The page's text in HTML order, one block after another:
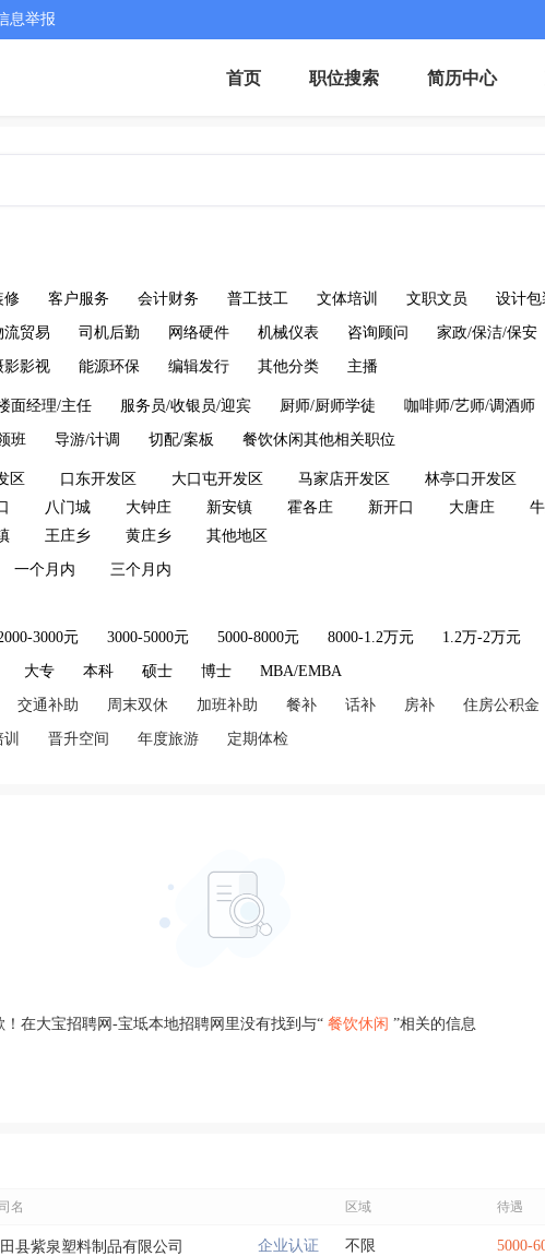
息举报
首页 职位搜索 简历中心
修 客户服务 会计财务 普工技工 文体培训 文职文员 设计包
流贸易 司机后勤 网络硬件 机械仪表 咨询顾问 家政/保洁/保安
影影视 能源环保 编辑发行 其他分类 主播
面经理/主任 服务员/收银员/迎宾 厨师/厨师学徒 咖啡师/艺师/调酒师
班 导游/计调 切配/案板 餐饮休闲其他相关职位
区 口东开发区 大口屯开发区 马家店开发区 林亭口开发区
八门城 大钟庄 新安镇 霍各庄 新开口 大唐庄
王庄乡 黄庄乡 其他地区
一个月内 三个月内
3000元 3000-5000元 5000-8000元 8000-1.2万元 1.2万-2万元
大专 本科 硕士 博士 MBA/EMBA
交通补助 周末双休 加班补助 餐补 话补 房补 住房公积金
晋升空间 年度旅游 定期体检
！在大宝招聘网-宝坻本地招聘网里没有找到与“ 餐饮休闲 ”相关的信息
名 区域 待遇
县紫泉塑料制品有限公司 企业认证 不限 5000-